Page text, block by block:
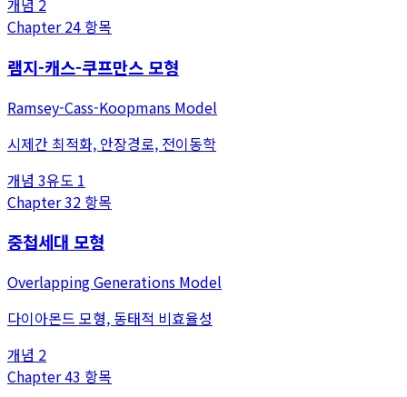
개념 2
Chapter24 항목
램지-캐스-쿠프만스 모형
Ramsey-Cass-Koopmans Model
시제간 최적화, 안장경로, 전이동학
개념 3유도 1
Chapter32 항목
중첩세대 모형
Overlapping Generations Model
다이아몬드 모형, 동태적 비효율성
개념 2
Chapter43 항목